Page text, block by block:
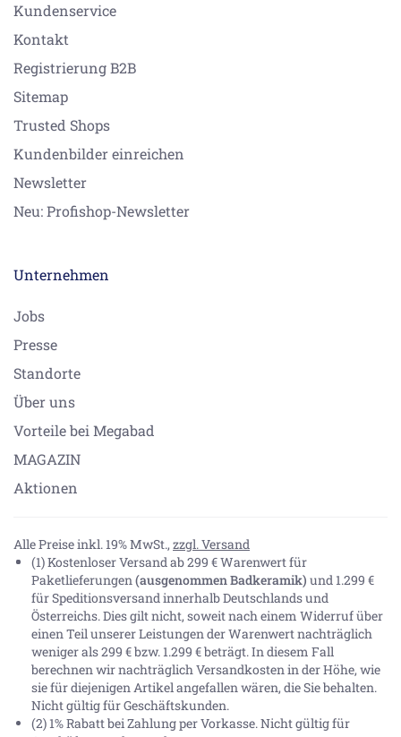
Kundenservice
Kontakt
Registrierung B2B
Sitemap
Trusted Shops
Kundenbilder einreichen
Newsletter
Neu: Profishop-Newsletter
Unternehmen
Jobs
Presse
Standorte
Über uns
Vorteile bei Megabad
MAGAZIN
Aktionen
Alle Preise inkl. 19% MwSt., zzgl. Versand
(1) Kostenloser Versand ab 299 € Warenwert für
Paketlieferungen(ausgenommen Badkeramik) und 1.299 €
für Speditionsversand innerhalb Deutschlands und
Österreichs. Dies gilt nicht, soweit nach einem Widerruf über
einen Teil unserer Leistungen der Warenwert nachträglich
weniger als 299 € bzw. 1.299 € beträgt. In diesem Fall
berechnen wir nachträglich Versandkosten in der Höhe, wie
sie für diejenigen Artikel angefallen wären, die Sie behalten.
Nicht gültig für Geschäftskunden.
(2) 1% Rabatt bei Zahlung per Vorkasse. Nicht gültig für